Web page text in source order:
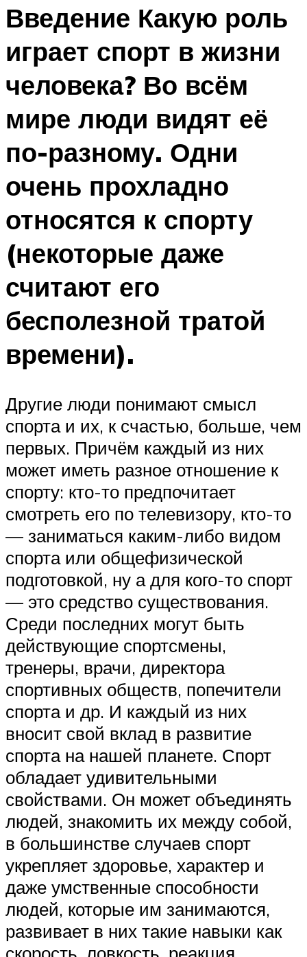
Введение Какую роль
играет спорт в жизни
человека? Во всём
мире люди видят её
по-разному. Одни
очень прохладно
относятся к спорту
(некоторые даже
считают его
бесполезной тратой
времени).
Другие люди понимают смысл
спорта и их, к счастью, больше, чем
первых. Причём каждый из них
может иметь разное отношение к
спорту: кто-то предпочитает
смотреть его по телевизору, кто-то
— заниматься каким-либо видом
спорта или общефизической
подготовкой, ну а для кого-то спорт
— это средство существования.
Среди последних могут быть
действующие спортсмены,
тренеры, врачи, директора
спортивных обществ, попечители
спорта и др. И каждый из них
вносит свой вклад в развитие
спорта на нашей планете. Спорт
обладает удивительными
свойствами. Он может объединять
людей, знакомить их между собой,
в большинстве случаев спорт
укрепляет здоровье, характер и
даже умственные способности
людей, которые им занимаются,
развивает в них такие навыки как